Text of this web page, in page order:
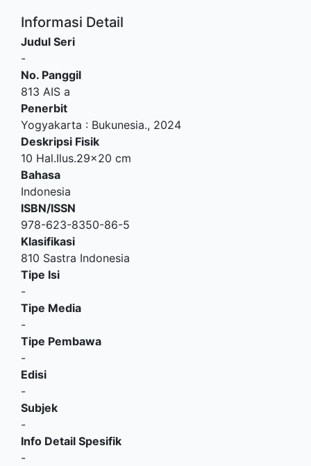
Informasi Detail
Judul Seri
-
No. Panggil
813 AIS a
Penerbit
Yogyakarta : Bukunesia., 2024
Deskripsi Fisik
10 Hal.Ilus.29x20 cm
Bahasa
Indonesia
ISBN/ISSN
978-623-8350-86-5
Klasifikasi
810 Sastra Indonesia
Tipe Isi
-
Tipe Media
-
Tipe Pembawa
-
Edisi
-
Subjek
-
Info Detail Spesifik
-